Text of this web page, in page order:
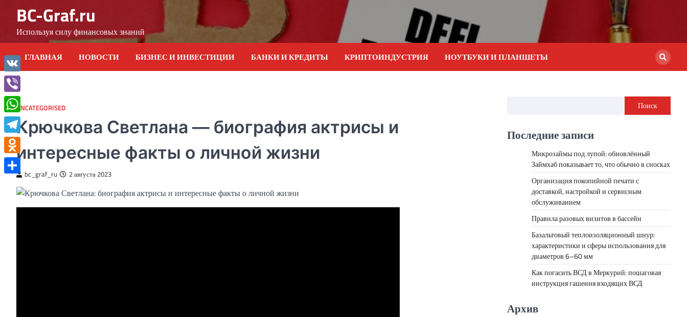
content
BC-Graf.ru
Используя силу финансовых знаний
ГЛАВНАЯ НОВОСТИ БИЗНЕС И ИНВЕСТИЦИИ БАНКИ И КРЕДИТЫ КРИПТОИНДУСТРИЯ НОУТБУКИ И ПЛАНШЕТЫ
UNCATEGORISED
Крючкова Светлана — биография актрисы и
интересные факты о личной жизни
bc_graf_ru 2 августа 2023
Поиск
Последние записи
Микрозаймы под лупой: обновлённый
Займхаб показывает то, что обычно в сносках
Организация покопийной печати с
доставкой, настройкой и сервисным
обслуживанием
Правила разовых визитов в бассейн
Базальтовый теплоизоляционный шнур:
характеристики и сферы использования для
диаметров 6–60 мм
Как погасить ВСД в Меркурий: пошаговая
инструкция гашения входящих ВСД
Архив
VK
Viber
WhatsApp
Telegram
Odnoklassniki
Отправить